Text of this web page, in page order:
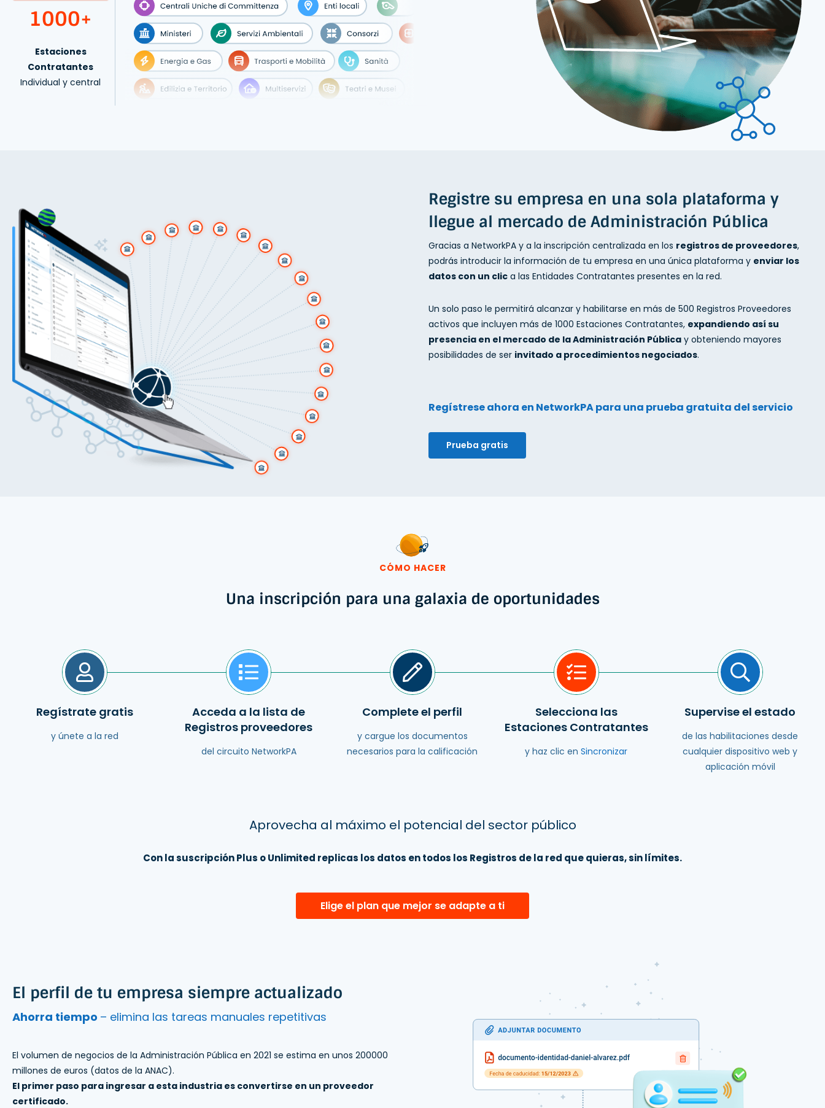
Resultados de la licitación
Analiza la información sobre las licitaciones
Aplicación NetworkPA
Nuevas listas de proveedores y nuevas
licitaciones a su disposición
1000+
Estaciones
Contratantes
Individual y central
Registre su empresa en una sola plataforma y
llegue al mercado de Administración Pública
Gracias a NetworkPA y a la inscripción centralizada en los registros de proveedores,
podrás introducir la información de tu empresa en una única plataforma y enviar los
datos con un clic a las Entidades Contratantes presentes en la red.
Un solo paso le permitirá alcanzar y habilitarse en más de 500 Registros Proveedores
activos que incluyen más de 1000 Estaciones Contratantes, expandiendo así su
presencia en el mercado de la Administración Pública y obteniendo mayores
posibilidades de ser invitado a procedimientos negociados.
Regístrese ahora en NetworkPA para una prueba gratuita del servicio
Prueba gratis
CÓMO HACER
Una inscripción para una galaxia de oportunidades
Regístrate gratis
y únete a la red
Acceda a la lista de
Registros proveedores
del circuito NetworkPA
Complete el perfil
y cargue los documentos
necesarios para la calificación
Selecciona las
Estaciones Contratantes
y haz clic enSincronizar
Supervise el estado
de las habilitaciones desde
cualquier dispositivo web y
aplicación móvil
Aprovecha al máximo el potencial del sector público
Con la suscripción Plus o Unlimited replicas los datos en todos los Registros de la red que quieras, sin límites.
Elige el plan que mejor se adapte a ti
El perfil de tu empresa siempre actualizado
Ahorra tiempo – elimina las tareas manuales repetitivas
El volumen de negocios de la Administración Pública en 2021 se estima en unos 200000
millones de euros (datos de la ANAC).
El primer paso para ingresar a esta industria es convertirse en un proveedor
certificado.